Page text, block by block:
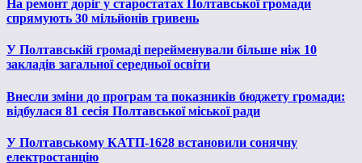
На ремонт доріг у старостатах Полтавської громади
спрямують 30 мільйонів гривень
У Полтавській громаді перейменували більше ніж 10
закладів загальної середньої освіти
Внесли зміни до програм та показників бюджету громади:
відбулася 81 сесія Полтавської міської ради
У Полтавському КАТП-1628 встановили сонячну
електростанцію